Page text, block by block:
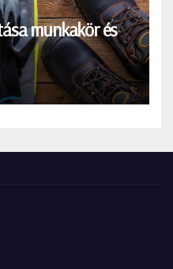
munkakör és